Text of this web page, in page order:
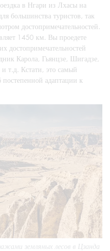
в Нгари из Лхасы на
большинства туристов, так
достопримечательностей.
1450 км. Вы проедете
достопримечательностей
Карола, Гьянцзе, Шигадзе,
и т.д. Кстати, это самый
адаптации к
земляных лесов в Цзанда